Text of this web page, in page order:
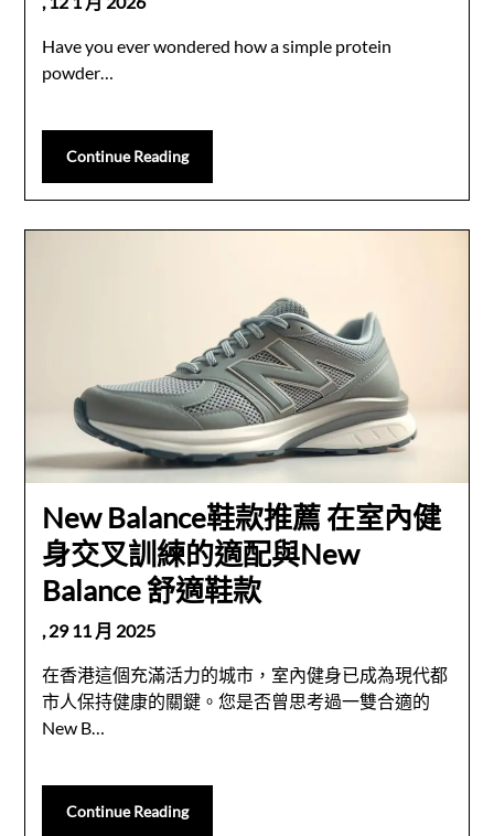
Have you ever wondered how a simple protein
powder…
Continue Reading
New Balance鞋款推薦 在室內健
身交叉訓練的適配與New
Balance 舒適鞋款
,29 11 月 2025
在香港這個充滿活力的城市，室內健身已成為現代都
市人保持健康的關鍵。您是否曾思考過一雙合適的
New B…
Continue Reading